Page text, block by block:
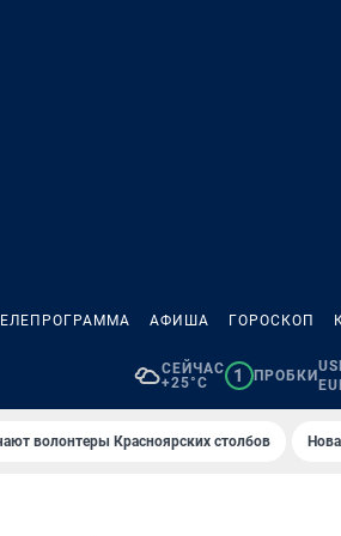
АФИША ГОРОСКОП
СЕЙЧАС
+25°C
1 ПРОБКИ
волонтеры Красноярских столбов